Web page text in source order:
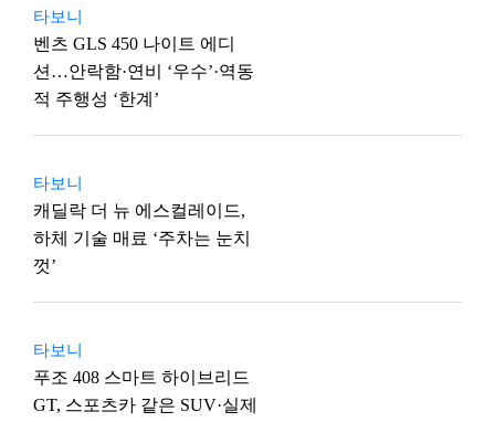
타보니
벤츠 GLS 450 나이트 에디
션…안락함·연비 ‘우수’·역동
적 주행성 ‘한계’
타보니
캐딜락 더 뉴 에스컬레이드,
하체 기술 매료 ‘주차는 눈치
껏’
타보니
푸조 408 스마트 하이브리드
GT, 스포츠카 같은 SUV·실제